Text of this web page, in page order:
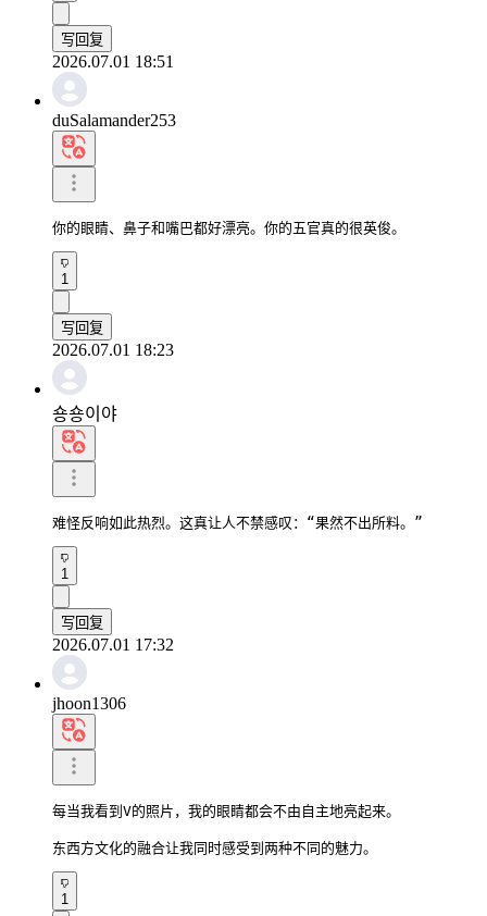
写回复
2026.07.01 18:51
duSalamander253
你的眼睛、鼻子和嘴巴都好漂亮。你的五官真的很英俊。
1
写回复
2026.07.01 18:23
숑숑이야
难怪反响如此热烈。这真让人不禁感叹：“果然不出所料。”
1
写回复
2026.07.01 17:32
jhoon1306
每当我看到V的照片，我的眼睛都会不由自主地亮起来。
东西方文化的融合让我同时感受到两种不同的魅力。
1